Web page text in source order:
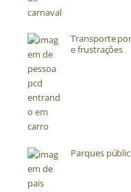
Transporte
e frustrações
Parques